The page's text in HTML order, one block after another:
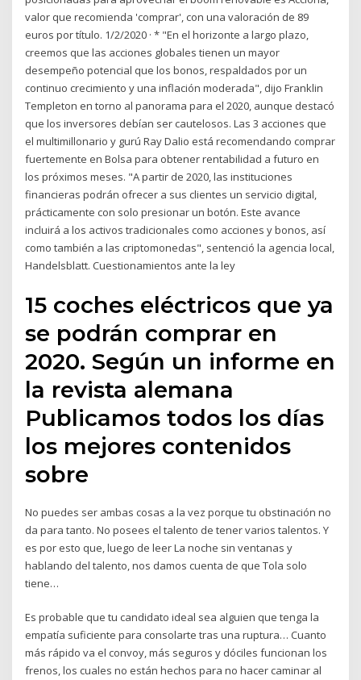
valor que recomienda 'comprar', con una valoración de 89
euros por título. 1/2/2020 · * "En el horizonte a largo plazo,
creemos que las acciones globales tienen un mayor
desempeño potencial que los bonos, respaldados por un
continuo crecimiento y una inflación moderada", dijo Franklin
Templeton en torno al panorama para el 2020, aunque destacó
que los inversores debían ser cautelosos. Las 3 acciones que
el multimillonario y gurú Ray Dalio está recomendando comprar
fuertemente en Bolsa para obtener rentabilidad a futuro en
los próximos meses. "A partir de 2020, las instituciones
financieras podrán ofrecer a sus clientes un servicio digital,
prácticamente con solo presionar un botón. Este avance
incluirá a los activos tradicionales como acciones y bonos, así
como también a las criptomonedas", sentenció la agencia local,
Handelsblatt. Cuestionamientos ante la ley
15 coches eléctricos que ya
se podrán comprar en
2020. Según un informe en
la revista alemana
Publicamos todos los días
los mejores contenidos
sobre
No puedes ser ambas cosas a la vez porque tu obstinación no
da para tanto. No posees el talento de tener varios talentos. Y
es por esto que, luego de leer La noche sin ventanas y
hablando del talento, nos damos cuenta de que Tola solo
tiene…
Es probable que tu candidato ideal sea alguien que tenga la
empatía suficiente para consolarte tras una ruptura… Cuanto
más rápido va el convoy, más seguros y dóciles funcionan los
frenos, los cuales no están hechos para no hacer caminar al